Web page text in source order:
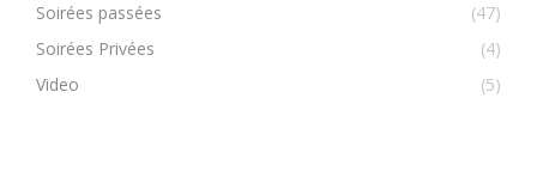
Soirées passées
(47)
Soirées Privées
(4)
Video
(5)